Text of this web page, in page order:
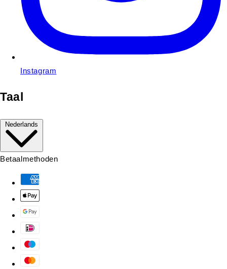
Instagram
Taal
Nederlands
Betaalmethoden